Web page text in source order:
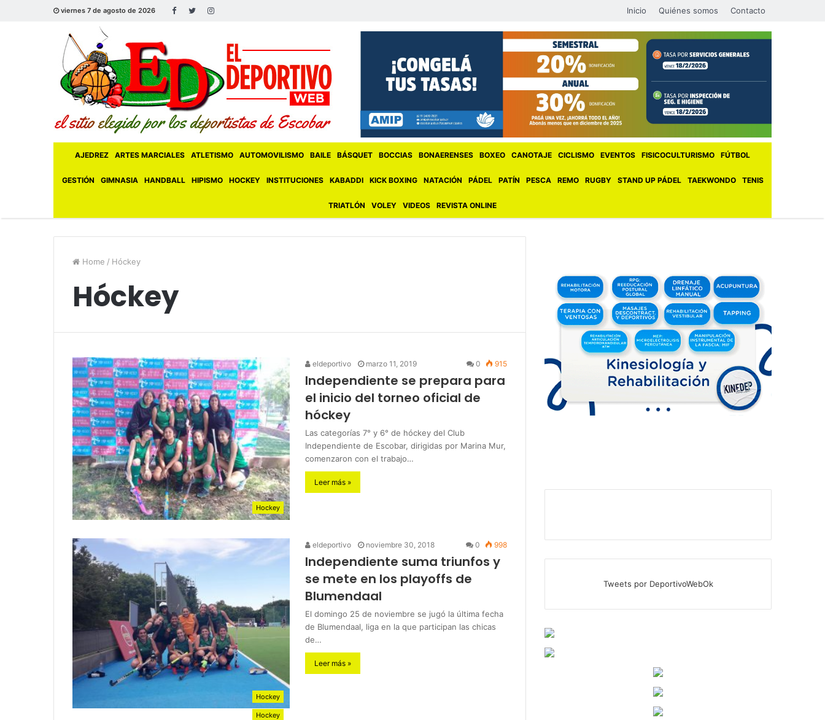
viernes 7 de agosto de 2026 Inicio Quiénes somos Contacto
AJEDREZ ARTES MARCIALES ATLETISMO AUTOMOVILISMO BAILE BÁSQUET BOCCIAS BONAERENSES BOXEO CANOTAJE CICLISMO EVENTOS FISICOCULTURISMO FÚTBOL
GESTIÓN GIMNASIA HANDBALL HIPISMO HOCKEY INSTITUCIONES KABADDI KICK BOXING NATACIÓN PÁDEL PATÍN PESCA REMO RUGBY STAND UP PÁDEL TAEKWONDO TENIS
TRIATLÓN VOLEY VIDEOS REVISTA ONLINE
Home / Hóckey
Hóckey
Hockey
eldeportivo marzo 11, 2019 0 915
Independiente se prepara para
el inicio del torneo oficial de
hóckey
Las categorías 7° y 6° de hóckey del Club
Independiente de Escobar, dirigidas por Marina Mur,
comenzaron con el trabajo…
Leer más »
Hockey
eldeportivo noviembre 30, 2018 0 998
Independiente suma triunfos y
se mete en los playoffs de
Blumendaal
El domingo 25 de noviembre se jugó la última fecha
de Blumendaal, liga en la que participan las chicas
de…
Leer más »
Hockey
Tweets por DeportivoWebOk